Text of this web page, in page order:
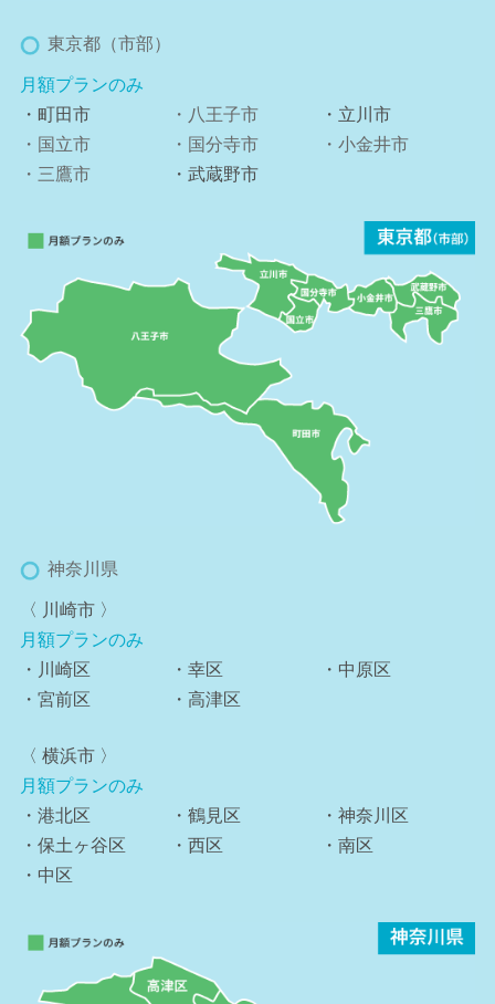
東京都（市部）
月額プランのみ
・町田市
・八王子市
・立川市
・国立市
・国分寺市
・小金井市
・三鷹市
・武蔵野市
神奈川県
〈 川崎市 〉
月額プランのみ
・川崎区
・幸区
・中原区
・宮前区
・高津区
〈 横浜市 〉
月額プランのみ
・港北区
・鶴見区
・神奈川区
・保土ヶ谷区
・西区
・南区
・中区